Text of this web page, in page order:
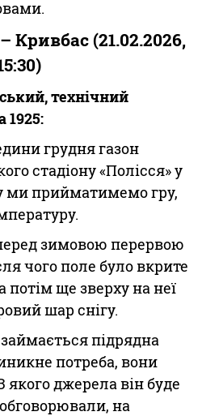
Кривбас (21.02.2026,
технічний
1925:
грудня газон
стадіону «Полісся» у
ми прийматимемо гру,
зимовою перервою
чого поле було вкрите
ще зверху на неї
шар снігу.
підрядна
потреба, вони
якого джерела він буде
на